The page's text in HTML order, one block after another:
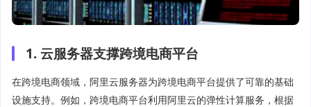
1. 云服务器支撑跨境电商平台
在跨境电商领域，阿里云服务器为跨境电商平台提供了可靠的基础
设施支持。例如，跨境电商平台利用阿里云的弹性计算服务，根据